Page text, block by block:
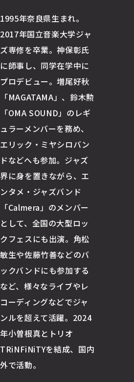
1995年奈良県生まれ。
2017年国立音楽大学ジャ
ズ専修を卒業。神保彰氏
に師事し、同学在学中に
プロデビュー。増尾好秋
「MAGATAMA」、鈴木勲
「OMA SOUND」のレギ
ュラーメンバーを務め、
エリック・ミヤシロバン
ドなどへも参加。ジャズ
界に身を置きながら、エ
ンタメ・ジャズバンド
「Calmera」のメンバー
として、全国の大型ロッ
クフェスにも出演。角松
敏生や佐藤竹善などのバ
ックバンドにも参加する
など、様々なライブやレ
コーディングなどでジャ
ンルを超えて活躍。2024
年小曽根真とトリオ
TRiNFiNiTYを結成、国内
外で活動。